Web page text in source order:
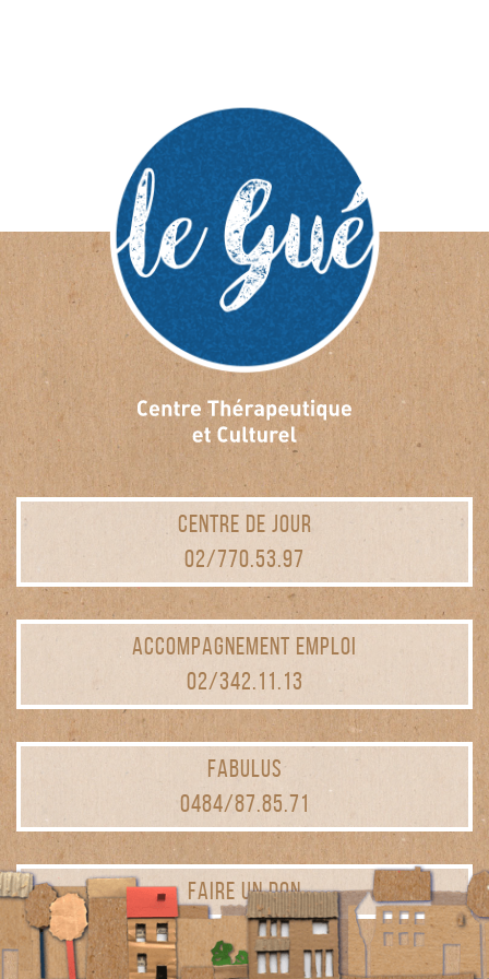
CENTRE DE JOUR
02/770.53.97
ACCOMPAGNEMENT EMPLOI
02/342.11.13
FABULUS
0484/87.85.71
FAIRE UN DON